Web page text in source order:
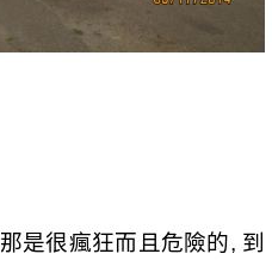
那是很瘋狂而且危險的, 到